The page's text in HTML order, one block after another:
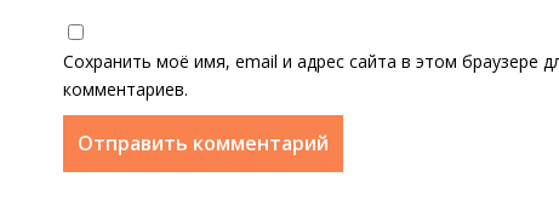
Сохранить моё имя, email и адрес сайта в этом браузере
комментариев.